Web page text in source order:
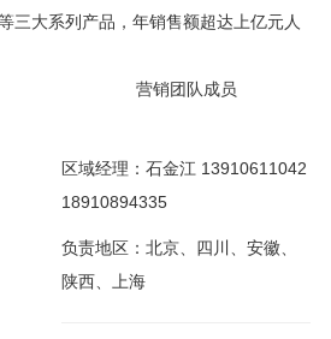
三大系列产品，年销售额超达上亿元人
营销团队成员
区域经理：石金江 13910611042
18910894335
负责地区：北京、四川、安徽、
陕西、上海